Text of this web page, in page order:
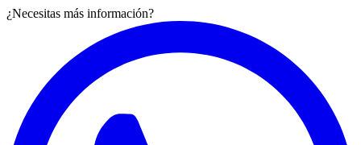
¿Necesitas más información?